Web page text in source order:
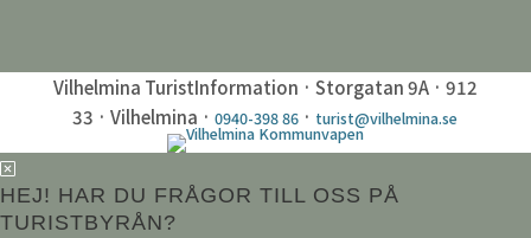
Vilhelmina TuristInformation · Storgatan 9A · 912
33 · Vilhelmina ·0940-398 86 · turist@vilhelmina.se
HEJ! HAR DU FRÅGOR TILL OSS PÅ
TURISTBYRÅN?